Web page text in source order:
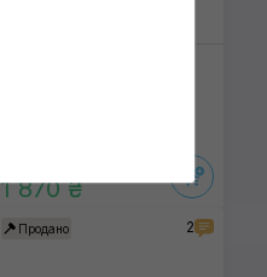
1 870 ₴
Продано 2